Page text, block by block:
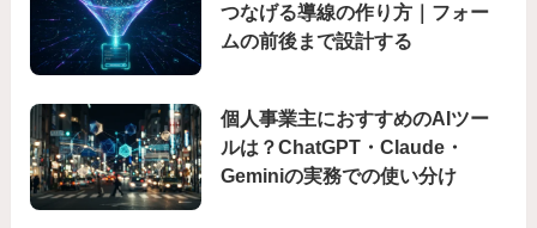
つなげる導線の作り方｜フォー
ムの前後まで設計する
個人事業主におすすめのAIツー
ルは？ChatGPT・Claude・
Geminiの実務での使い分け